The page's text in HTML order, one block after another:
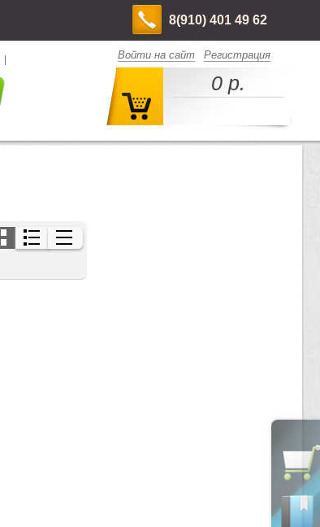
8(910) 401 49 62
Войти на сайт Регистрация
0 р.